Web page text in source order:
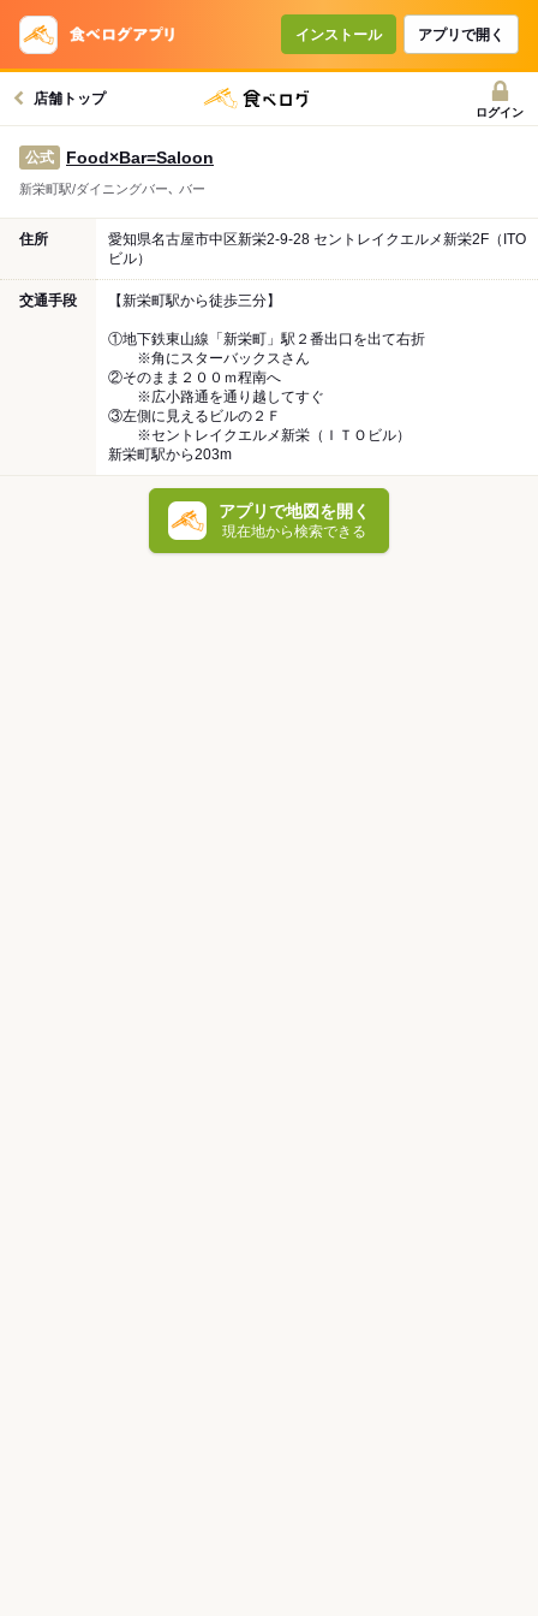
インストール アプリで開く
店舗トップ
ログイン
公式 Food×Bar=Saloon
新栄町駅/ダイニングバー､ バー
住所
愛知県名古屋市中区新栄2-9-28 セントレイクエルメ新栄2F（ITO
ビル）
交通手段 【新栄町駅から徒歩三分】
①地下鉄東山線「新栄町」駅２番出口を出て右折
※角にスターバックスさん
②そのまま２００ｍ程南へ
※広小路通を通り越してすぐ
③左側に見えるビルの２Ｆ
※セントレイクエルメ新栄（ＩＴＯビル）
新栄町駅から203m
アプリで地図を開く
現在地から検索できる